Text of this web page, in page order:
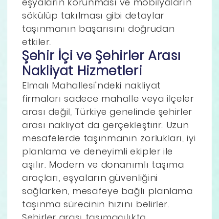
sökülüp takılması gibi detaylar
taşınmanın başarısını doğrudan
etkiler.
Şehir İçi ve Şehirler Arası
Nakliyat Hizmetleri
Elmalı Mahallesi’ndeki nakliyat
firmaları sadece mahalle veya ilçeler
arası değil, Türkiye genelinde şehirler
arası nakliyat da gerçekleştirir. Uzun
mesafelerde taşınmanın zorlukları, iyi
planlama ve deneyimli ekipler ile
aşılır. Modern ve donanımlı taşıma
araçları, eşyaların güvenliğini
sağlarken, mesafeye bağlı planlama
taşınma sürecinin hızını belirler.